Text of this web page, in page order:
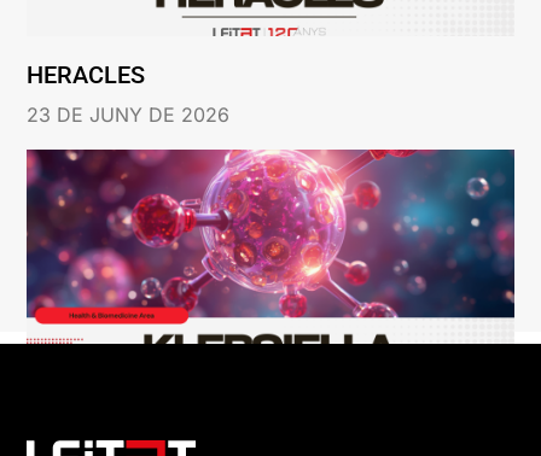
HERACLES
23 DE JUNY DE 2026